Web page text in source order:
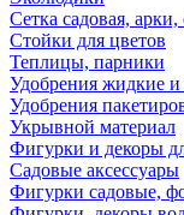
Сетка садовая,
Стойки для цветов
Теплицы, парники
Удобрения жидкие
Удобрения
Укрывной материал
Фигурки и декоры
Садовые аксессуары
Фигурки садовые,